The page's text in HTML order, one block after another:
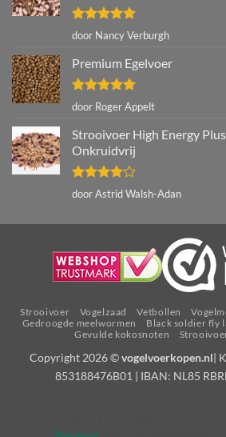
Gewaardeerd
door Nancy Verburgh
Premium Egelvoer
Gewaardeerd
uit 5
door Roger Appelt
Strooivoer High Energy
Onkruidvrij
Gewaardeerd
door Astrid Walsh-Adan
Strooivoer Vogelzaad Vetbollen
Gedroogde meelwormen
Black soldier fly
Gevulde kokosnoten
Copyright 2026 ©vogelvoerkopen.nl|
853188476B01 | IBAN: NL85